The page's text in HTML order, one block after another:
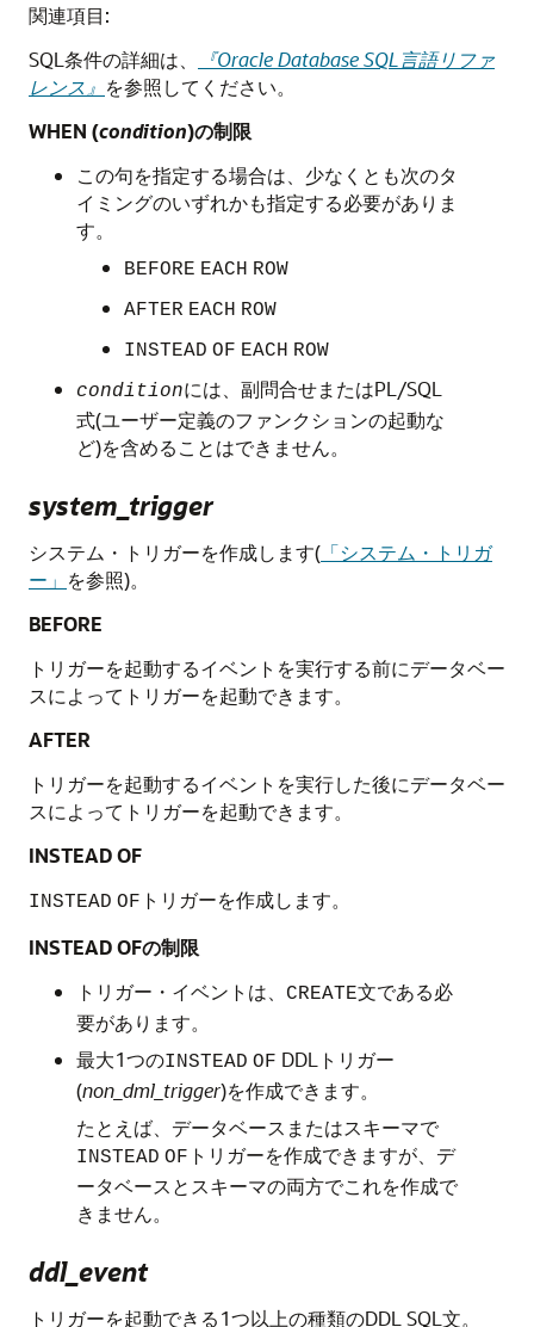
関連項目:
SQL条件の詳細は、
『Oracle Database SQL言語リファ
レンス』 を参照してください。
WHEN (condition)の制限
この句を指定する場合は、少なくとも次のタ
イミングのいずれかも指定する必要がありま
す。
BEFORE EACH ROW
AFTER EACH ROW
INSTEAD OF EACH ROW
conditionには、副問合せまたはPL/SQL
式(ユーザー定義のファンクションの起動な
ど)を含めることはできません。
system_trigger
システム・トリガーを作成します( 「システム・トリガ
ー」 を参照)。
BEFORE
トリガーを起動するイベントを実行する前にデータベー
スによってトリガーを起動できます。
AFTER
トリガーを起動するイベントを実行した後にデータベー
スによってトリガーを起動できます。
INSTEAD OF
INSTEAD OF トリガーを作成します。
INSTEAD OFの制限
トリガー・イベントは、
CREATE文である必
要があります。
最大1つのINSTEAD OF DDLトリガー
(non_dml_trigger)を作成できます。
たとえば、データベースまたはスキーマで
INSTEAD OF トリガーを作成できますが、デ
ータベースとスキーマの両方でこれを作成で
きません。
ddl_event
トリガーを起動できる1つ以上の種類のDDL SQL文。